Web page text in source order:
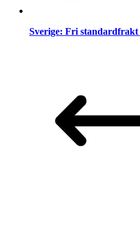
Sverige: Fri standardfrakt